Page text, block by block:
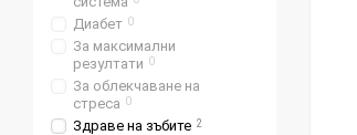
Диабет 0
За максимални
резултати 0
За облекчаване на
стреса 0
Здраве на зъбите 2